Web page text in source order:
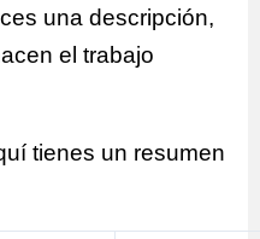
una descripción,
el trabajo
tienes un resumen